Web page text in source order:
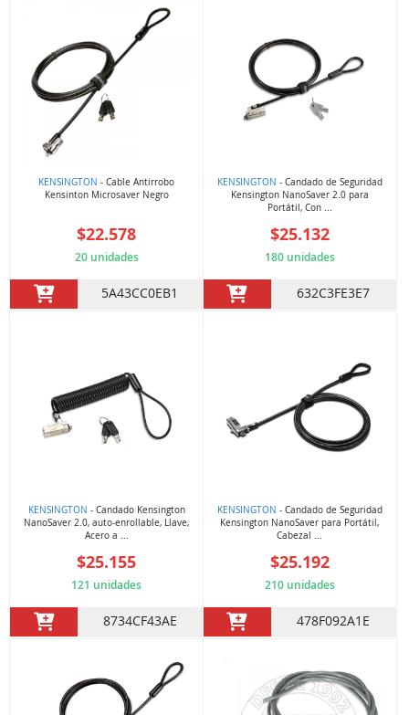
KENSINGTON - Cable Antirrobo
Kensinton Microsaver Negro
$22.578
20 unidades
5A43CC0EB1
KENSINGTON - Candado de Seguridad
Kensington NanoSaver 2.0 para
Portátil, Con ...
$25.132
180 unidades
632C3FE3E7
KENSINGTON - Candado Kensington
NanoSaver 2.0, auto-enrollable, Llave,
Acero a ...
$25.155
121 unidades
8734CF43AE
KENSINGTON - Candado de Seguridad
Kensington NanoSaver para Portátil,
Cabezal ...
$25.192
210 unidades
478F092A1E